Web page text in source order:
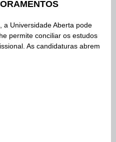
a Universidade Aberta pode
permite conciliar os estudos
As candidaturas abrem